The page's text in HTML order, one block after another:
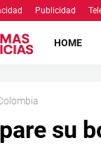
Publicidad
HOME
su